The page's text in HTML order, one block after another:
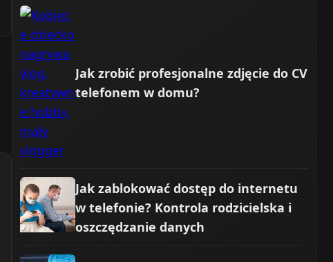
Jak zrobić profesjonalne zdjęcie do CV
telefonem w domu?
Jak zablokować dostęp do internetu
w telefonie? Kontrola rodzicielska i
oszczędzanie danych